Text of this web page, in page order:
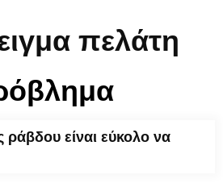
πελάτη
είναι εύκολο να